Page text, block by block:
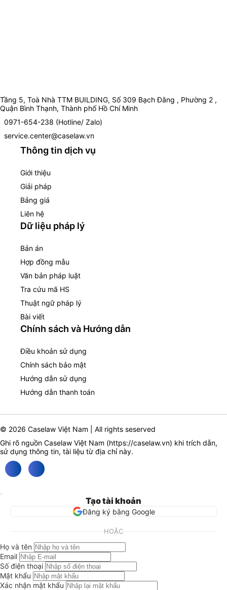
Tầng 5, Toà Nhà TTM BUILDING, Số 309 Bạch Đằng , Phường 2 ,
Quận Bình Thạnh, Thành phố Hồ Chí Minh
0971-654-238 (Hotline/ Zalo)
service.center@caselaw.vn
Thông tin dịch vụ
Giới thiệu
Giải pháp
Bảng giá
Liên hệ
Dữ liệu pháp lý
Bản án
Hợp đồng mẫu
Văn bản pháp luật
Tra cứu mã HS
Thuật ngữ pháp lý
Bài viết
Chính sách và Hướng dẫn
Điều khoản sử dụng
Chính sách bảo mật
Hướng dẫn sử dụng
Hướng dẫn thanh toán
© 2026 Caselaw Việt Nam | All rights seserved
Ghi rõ nguồn Caselaw Việt Nam (https://caselaw.vn) khi trích dẫn,
sử dụng thông tin, tài liệu từ địa chỉ này.
Tạo tài khoản
Đăng ký bằng Google
HOẶC
Họ và tên
Email
Số điện thoại
Mật khẩu
Xác nhận mật khẩu